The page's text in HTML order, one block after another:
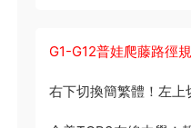
G1-G12普娃爬藤路徑
右下切換簡繁體！左上